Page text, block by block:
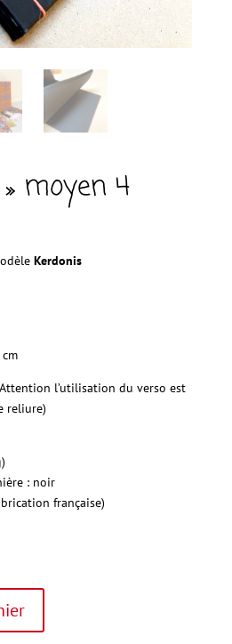
moyen 4
Kerdonis
l’utilisation du verso est
reliure)
: noir
française)